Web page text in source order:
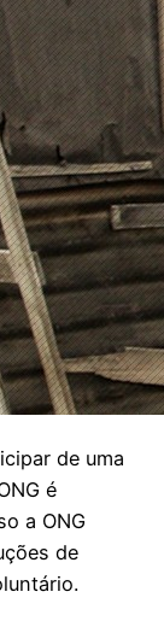
de uma
é
a ONG
de